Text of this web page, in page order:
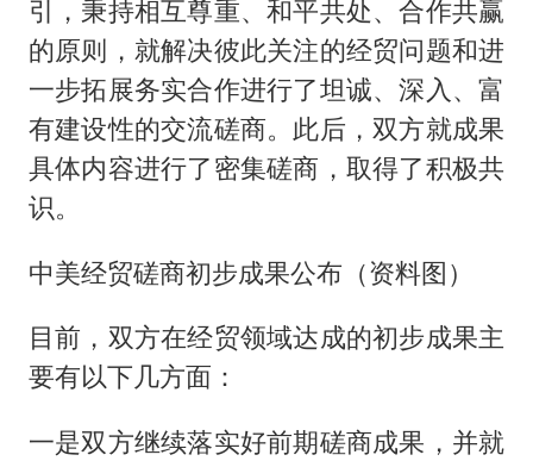
引，秉持相互尊重、和平共处、合作共赢
的原则，就解决彼此关注的经贸问题和进
一步拓展务实合作进行了坦诚、深入、富
有建设性的交流磋商。此后，双方就成果
具体内容进行了密集磋商，取得了积极共
识。
中美经贸磋商初步成果公布（资料图）
目前，双方在经贸领域达成的初步成果主
要有以下几方面：
一是双方继续落实好前期磋商成果，并就